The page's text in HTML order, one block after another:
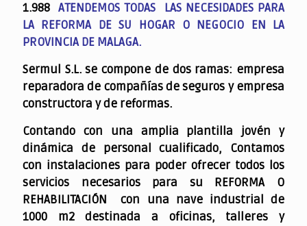
1.988ATENDEMOS TODAS LAS NECESIDADES PARA
LA REFORMA DE SU HOGAR O NEGOCIO EN LA
PROVINCIA DE MALAGA.
Sermul S.L. se compone de dos ramas: empresa
reparadora de compañías de seguros y empresa
constructora y de reformas.
Contando con una amplia plantilla jovén y
dinámica de personal cualificado, Contamos
con instalaciones para poder ofrecer todos los
servicios necesarios para su REFORMA O
REHABILITACIÓN con una nave industrial de
1000 m2 destinada a oficinas, talleres y